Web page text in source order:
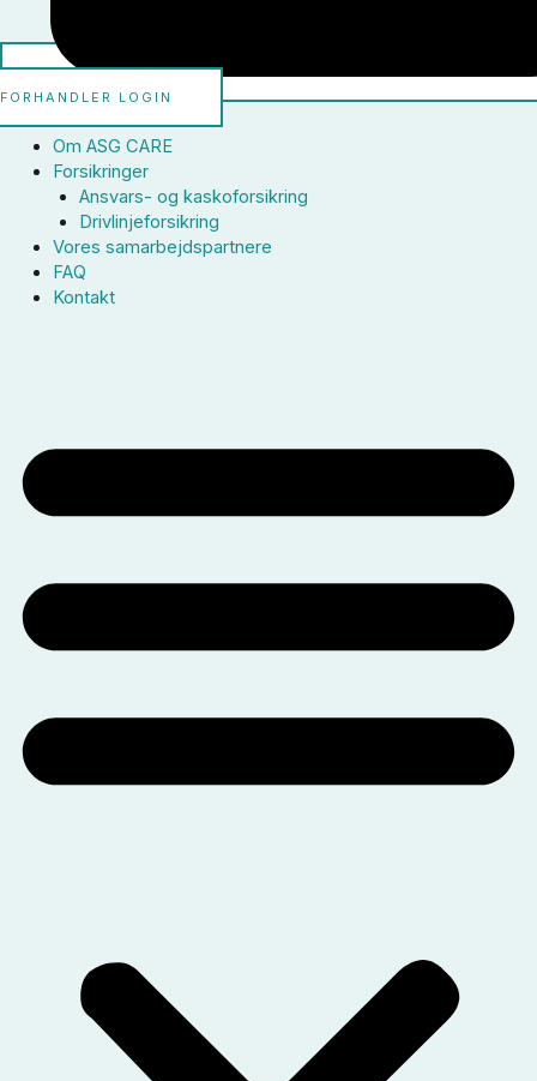
FORHANDLER LOGIN
Om ASG CARE
Forsikringer
Ansvars- og kaskoforsikring
Drivlinjeforsikring
Vores samarbejdspartnere
FAQ
Kontakt